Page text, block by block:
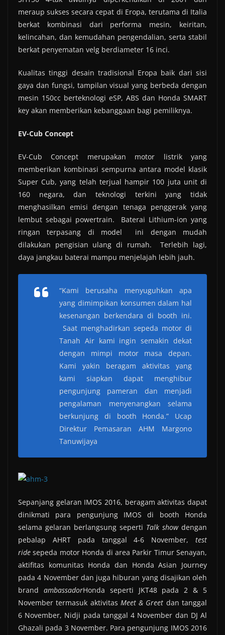
meraup sukses secara cepat di Eropa, terutama di Italia
berkat kombinasi dari performa mesin, keiritan,
kelincahan, dan kemudahan pengendalian, serta stabil
berkat penyematan velg berdiameter 16 inci.
Kualitas tinggi desain tradisional Eropa baik dari sisi
gaya dan fungsi, tampilan visual yang berbeda dengan
mesin 150cc berteknologi eSP, ABS dan Honda SMART
key akan memberikan kebanggaan bagi pemiliknya.
EV-Cub Concept
EV-Cub Concept merupakan motor listrik yang
memberikan kombinasi sempurna antara model klasik
Super Cub, yang telah terjual hampir 100 juta unit di
160 negara, dan teknologi terkini yang tidak
menghasilkan emisi dengan tenaga penggerak yang
lembut sebagai powertrain. Baterai Lithium-ion yang
ringan terpasang di model ini dengan mudah
dilakukan pengisian ulang di rumah. Terlebih lagi,
daya jangkau baterai mampu menjelajah lebih jauh.
“Kami berusaha menyuguhkan apa
yang dimimpikan konsumen dalam hal
kesenangan berkendara di booth ini.
Saat menghadirkan sepeda motor di
Tanah Air kami ingin semakin dekat
dengan mimpi motor masa depan.
Kami yakin beragam aktivitas yang
kami siapkan dapat menghibur
pengunjung pameran dan menjadi
pengalaman menyenangkan selama
berkunjung di booth Honda.” Ucap
Direktur Pemasaran AHM Margono
Tanuwijaya
Sepanjang gelaran IMOS 2016, beragam aktivitas dapat
dinikmati para pengunjung IMOS di booth Honda
selama gelaran berlangsung seperti Talk showdengan
pebalap AHRT pada tanggal 4-6 November, test
ride sepeda motor Honda di area Parkir Timur Senayan,
aktifitas komunitas Honda dan Honda Asian Journey
pada 4 November dan juga hiburan yang disajikan oleh
brand ambassadorHonda seperti JKT48 pada 2 & 5
November termasuk aktivitas Meet & Greet dan tanggal
6 November, Nidji pada tanggal 4 November dan DJ Al
Ghazali pada 3 November. Para pengunjung IMOS 2016